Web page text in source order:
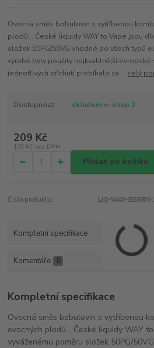
Ovocná směs bobulovin s vytříbenou
plodů... České liquidy WAY to Vape jsou
složek 50PG/50VG vhodné do všech typů
výrobě byly použity nejkvalitnější evropské
jednotlivých příchutí probíhalo za ... celý
Dostupnost skladem e-shop 2
209 Kč
173 Kč bez DPH
Přidat do košíku
Číslo produktu: LIQ-WAY-
Kompletní specifikace
Komentáře 0
Kompletní specifikace
Ovocná směs bobulovin s vytříbenou
ovocných plodů... České liquidy WAY
vyváženému poměru složek 50PG/